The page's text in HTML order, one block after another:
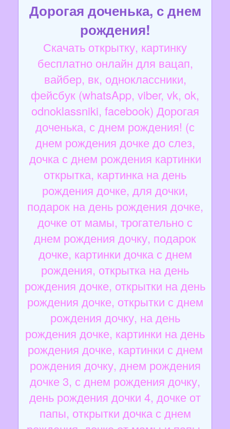
Дорогая доченька, с днем
рождения!
Скачать открытку, картинку
бесплатно онлайн для вацап,
вайбер, вк, одноклассники,
фейсбук (whatsApp, viber, vk, ok,
odnoklassniki, facebook) Дорогая
доченька, с днем рождения! (с
днем рождения дочке до слез,
дочка с днем рождения картинки
открытка, картинка на день
рождения дочке, для дочки,
подарок на день рождения дочке,
дочке от мамы, трогательно с
днем рождения дочку, подарок
дочке, картинки дочка с днем
рождения, открытка на день
рождения дочке, открытки на день
рождения дочке, открытки с днем
рождения дочку, на день
рождения дочке, картинки на день
рождения дочке, картинки с днем
рождения дочку, днем рождения
дочке 3, с днем рождения дочку,
день рождения дочки 4, дочке от
папы, открытки дочка с днем